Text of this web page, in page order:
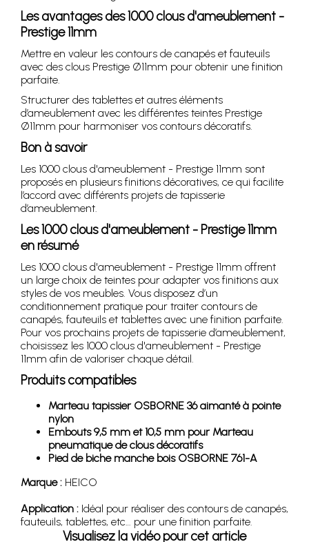
Les avantages des 1000 clous d'ameublement -
Prestige 11mm
Mettre en valeur les contours de canapés et fauteuils
avec des clous Prestige Ø11mm pour obtenir une finition
parfaite.
Structurer des tablettes et autres éléments
d’ameublement avec les différentes teintes Prestige
Ø11mm pour harmoniser vos contours décoratifs.
Bon à savoir
Les 1000 clous d'ameublement - Prestige 11mm sont
proposés en plusieurs finitions décoratives, ce qui facilite
l’accord avec différents projets de tapisserie
d’ameublement.
Les 1000 clous d'ameublement - Prestige 11mm
en résumé
Les 1000 clous d'ameublement - Prestige 11mm offrent
un large choix de teintes pour adapter vos finitions aux
styles de vos meubles. Vous disposez d’un
conditionnement pratique pour traiter contours de
canapés, fauteuils et tablettes avec une finition parfaite.
Pour vos prochains projets de tapisserie d’ameublement,
choisissez les 1000 clous d'ameublement - Prestige
11mm afin de valoriser chaque détail.
Produits compatibles
Marteau tapissier OSBORNE 36 aimanté à pointe
nylon
Embouts 9,5 mm et 10,5 mm pour Marteau
pneumatique de clous décoratifs
Pied de biche manche bois OSBORNE 761-A
Marque : HEICO
Application : Idéal pour réaliser des contours de canapés,
fauteuils, tablettes, etc… pour une finition parfaite.
Visualisez la vidéo pour cet article